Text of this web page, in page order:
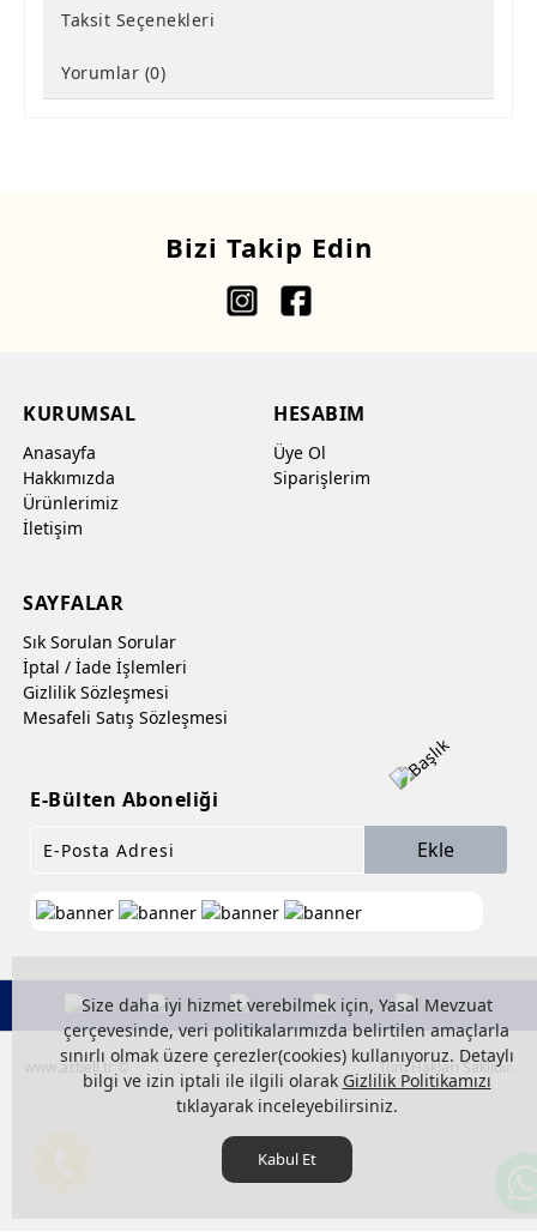
Taksit Seçenekleri
Yorumlar (0)
Size daha iyi hizmet verebilmek için, Yasal Mevzuat
çerçevesinde, veri politikalarımızda belirtilen amaçlarla
sınırlı olmak üzere çerezler(cookies) kullanıyoruz. Detaylı
bilgi ve izin iptali ile ilgili olarak Gizlilik Politikamızı
tıklayarak inceleyebilirsiniz.
Kabul Et
Bizi Takip Edin
KURUMSAL
Anasayfa
Hakkımızda
Ürünlerimiz
İletişim
HESABIM
Üye Ol
Siparişlerim
SAYFALAR
Sık Sorulan Sorular
İptal / İade İşlemleri
Gizlilik Sözleşmesi
Mesafeli Satış Sözleşmesi
E-Bülten Aboneliği
Ekle
www.asbell.tr © Tüm Hakları Saklıdır.